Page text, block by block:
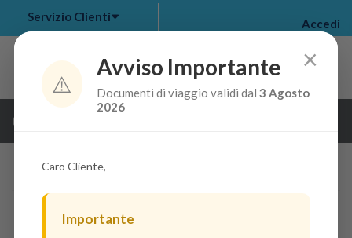
my bookings >
Servizio Clienti Accedi
Guarda i dettagli della crociera
×
⚠️
Avviso Importante
Documenti di viaggio validi dal3 Agosto
2026
Caro Cliente,
Importante